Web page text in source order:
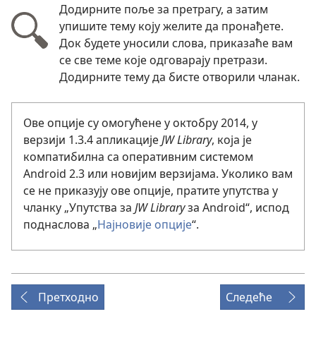
Додирните поље за претрагу, а затим
упишите тему коју желите да пронађете.
Док будете уносили слова, приказаће вам
се све теме које одговарају претрази.
Додирните тему да бисте отворили чланак.
Ове опције су омогућене у октобру 2014, у
верзији 1.3.4 апликације JW Library, која је
компатибилна са оперативним системом
Android 2.3 или новијим верзијама. Уколико вам
се не приказују ове опције, пратите упутства у
чланку „Упутства за JW Libraryза Android“, испод
поднаслова „Најновије опције“.
Претходно Следеће